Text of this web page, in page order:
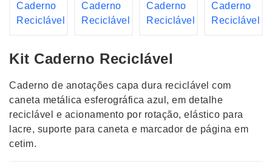
Kit Caderno Reciclável
Caderno de anotações capa dura reciclável com
caneta metálica esferográfica azul, em detalhe
reciclável e acionamento por rotação, elástico para
lacre, suporte para caneta e marcador de página em
cetim.